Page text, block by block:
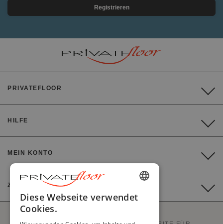
Registrieren
PRIVATEFLOOR
HILFE
MEIN KONTO
ZAHLUNG
ENGLISH
Diese Webseite verwendet
Cookies.